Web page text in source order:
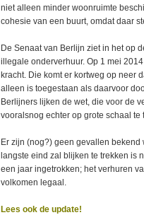
niet alleen minder woonruimte
cohesie van een buurt, omdat daar
De Senaat van Berlijn ziet in het op
illegale onderverhuur. Op 1 mei
kracht. Die komt er kortweg op neer
alleen is toegestaan als daarvoor
Berlijners lijken de wet, die voor de
vooralsnog echter op grote schaal te
Er zijn (nog?) geen gevallen
langste eind zal blijken te trekken is
een jaar ingetrokken; het verhuren
volkomen legaal.
Lees ook de update!